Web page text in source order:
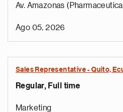
Av. Amazonas
Ago 05, 2026
Sales Representative - Quito,
Regular, Full time
Marketing